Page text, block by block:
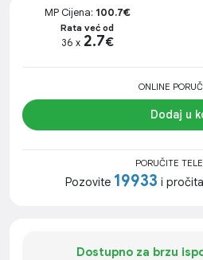
MP Cijena: 100.7€
Rata već od
36 x 2.7€
ONLINE
Dodaj u
PORUČITE
Pozovite 19933 i
Dostupno za brzu